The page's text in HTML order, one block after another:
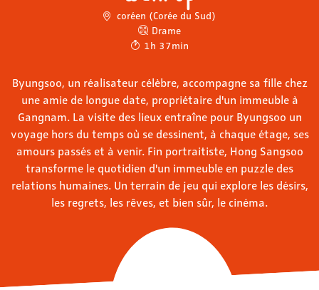
coréen (Corée du Sud)
Drame
1h 37min
Byungsoo, un réalisateur célèbre, accompagne sa fille chez
une amie de longue date, propriétaire d'un immeuble à
Gangnam. La visite des lieux entraîne pour Byungsoo un
voyage hors du temps où se dessinent, à chaque étage, ses
amours passés et à venir. Fin portraitiste, Hong Sangsoo
transforme le quotidien d'un immeuble en puzzle des
relations humaines. Un terrain de jeu qui explore les désirs,
les regrets, les rêves, et bien sûr, le cinéma.